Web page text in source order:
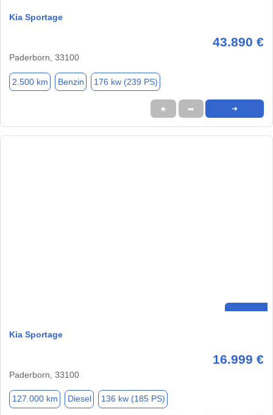
Kia Sportage
43.890 €
Paderborn, 33100
2.500 km Benzin 176 kw (239 PS)
★ ➦ ➜
Kia Sportage
16.999 €
Paderborn, 33100
127.000 km Diesel 136 kw (185 PS)